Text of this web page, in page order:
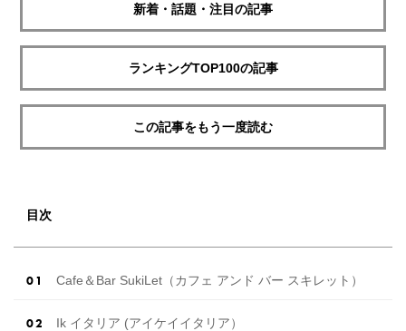
新着・話題・注目の記事
ランキングTOP100の記事
この記事をもう一度読む
目次
Cafe＆Bar SukiLet（カフェ アンド バー スキレット）
Ik イタリア (アイケイイタリア）